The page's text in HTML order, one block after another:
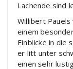
Lachende sind
Willibert
einem
Einblicke in die
er litt unter
einen sehr